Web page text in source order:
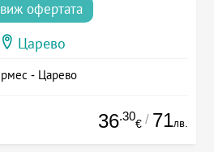
виж офертата
Царево
- Царево
36.30
€ / 71лв.